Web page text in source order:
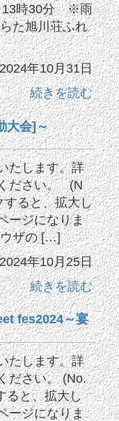
13時30分 ※雨
た旭川荘ふれ
年10月31日
続きを読む
大会]～
たします。詳
ださい。 (N
ると、拡大し
ージになりま
ウザの […]
年10月25日
続きを読む
fes2024～宴
たします。詳
ださい。 (No.
ると、拡大し
ージになりま